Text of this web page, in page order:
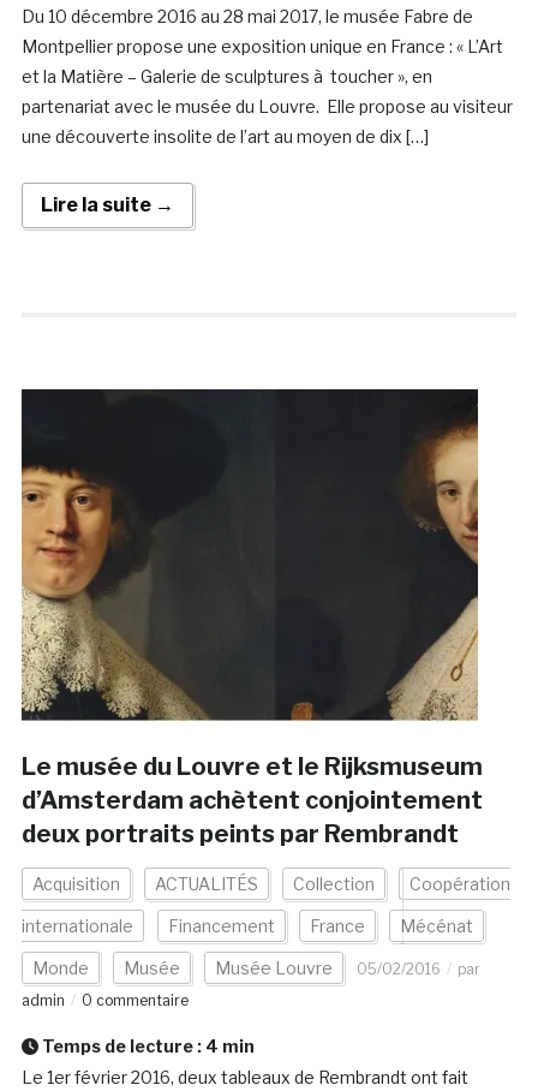
Du 10 décembre 2016 au 28 mai 2017, le musée Fabre de
Montpellier propose une exposition unique en France : « L’Art
et la Matière – Galerie de sculptures à toucher », en
partenariat avec le musée du Louvre. Elle propose au visiteur
une découverte insolite de l’art au moyen de dix […]
Lire la suite →
Le musée du Louvre et le Rijksmuseum
d’Amsterdam achètent conjointement
deux portraits peints par Rembrandt
Acquisition ACTUALITÉS Collection Coopération
internationale Financement France Mécénat
Monde Musée Musée Louvre 05/02/2016
par
admin
0 commentaire
Temps de lecture : 4 min
Le 1er février 2016, deux tableaux de Rembrandt ont fait